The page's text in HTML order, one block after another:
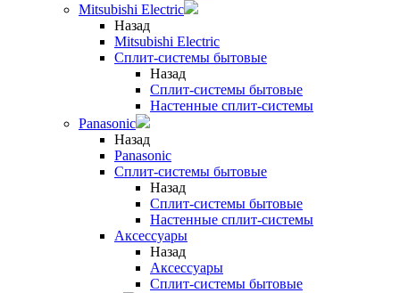
Mitsubishi Electric
Назад
Mitsubishi Electric
Сплит-системы бытовые
Назад
Сплит-системы бытовые
Настенные сплит-системы
Panasonic
Назад
Panasonic
Сплит-системы бытовые
Назад
Сплит-системы бытовые
Настенные сплит-системы
Аксессуары
Назад
Аксессуары
Сплит-системы бытовые